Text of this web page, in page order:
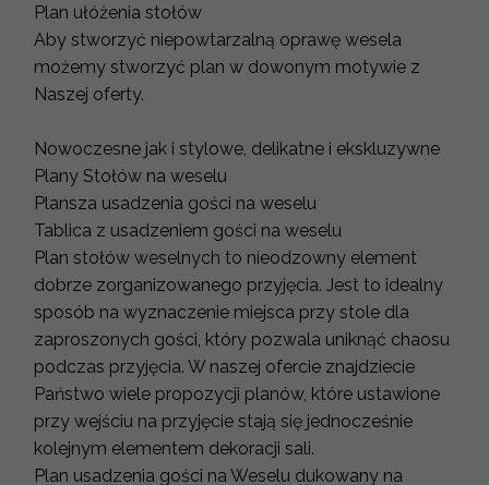
Plan ułóżenia stołów
Aby stworzyć niepowtarzalną oprawę wesela
możemy stworzyć plan w dowonym motywie z
Naszej oferty.
Nowoczesne jak i stylowe, delikatne i ekskluzywne
Plany Stołów na weselu
Plansza usadzenia gości na weselu
Tablica z usadzeniem gości na weselu
Plan stołów weselnych to nieodzowny element
dobrze zorganizowanego przyjęcia. Jest to idealny
sposób na wyznaczenie miejsca przy stole dla
zaproszonych gości, który pozwala uniknąć chaosu
podczas przyjęcia. W naszej ofercie znajdziecie
Państwo wiele propozycji planów, które ustawione
przy wejściu na przyjęcie stają się jednocześnie
kolejnym elementem dekoracji sali.
Plan usadzenia gości na Weselu dukowany na